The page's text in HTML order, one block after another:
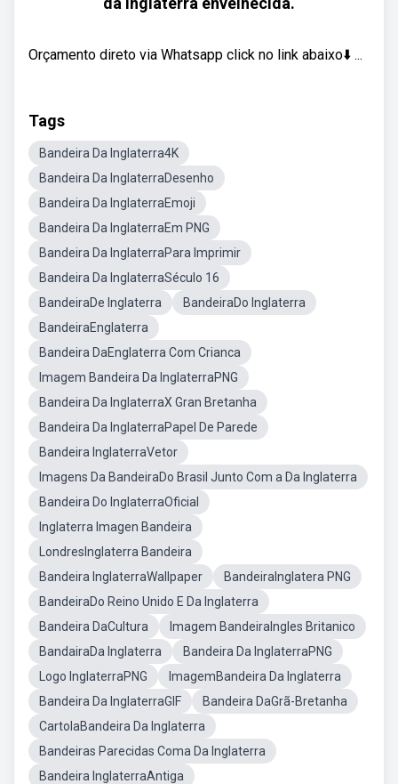
Orçamento direto via Whatsapp click no link abaixo⬇️ ...
Tags
Bandeira Da Inglaterra4K
Bandeira Da InglaterraDesenho
Bandeira Da InglaterraEmoji
Bandeira Da InglaterraEm PNG
Bandeira Da InglaterraPara Imprimir
Bandeira Da InglaterraSéculo 16
BandeiraDe Inglaterra
BandeiraDo Inglaterra
BandeiraEnglaterra
Bandeira DaEnglaterra Com Crianca
Imagem Bandeira Da InglaterraPNG
Bandeira Da InglaterraX Gran Bretanha
Bandeira Da InglaterraPapel De Parede
Bandeira InglaterraVetor
Imagens Da BandeiraDo Brasil Junto Com a Da Inglaterra
Bandeira Do InglaterraOficial
Inglaterra Imagen Bandeira
LondresInglaterra Bandeira
Bandeira InglaterraWallpaper
BandeiraInglatera PNG
BandeiraDo Reino Unido E Da Inglaterra
Bandeira DaCultura
Imagem BandeiraIngles Britanico
BandairaDa Inglaterra
Bandeira Da InglaterraPNG
Logo InglaterraPNG
ImagemBandeira Da Inglaterra
Bandeira Da InglaterraGIF
Bandeira DaGrã-Bretanha
CartolaBandeira Da Inglaterra
Bandeiras Parecidas Coma Da Inglaterra
Bandeira InglaterraAntiga